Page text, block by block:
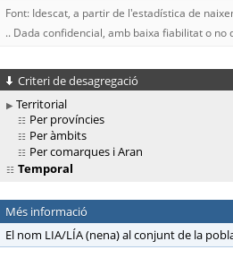
Font: Idescat, a partir de l'estadística de
.. Dada confidencial, amb baixa fiabilitat o no
Criteri de desagregació
Territorial
Per províncies
Per àmbits
Per comarques i Aran
Temporal
Més informació
El nom LIA/LÍA (nena) al conjunt de la